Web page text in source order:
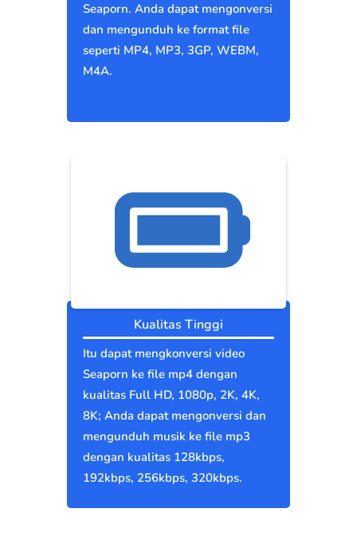
Seaporn. Anda dapat mengonversi
dan mengunduh ke format file
seperti MP4, MP3, 3GP, WEBM,
M4A.
Kualitas Tinggi
Itu dapat mengkonversi video
Seaporn ke file mp4 dengan
kualitas Full HD, 1080p, 2K, 4K,
8K; Anda dapat mengonversi dan
mengunduh musik ke file mp3
dengan kualitas 128kbps,
192kbps, 256kbps, 320kbps.